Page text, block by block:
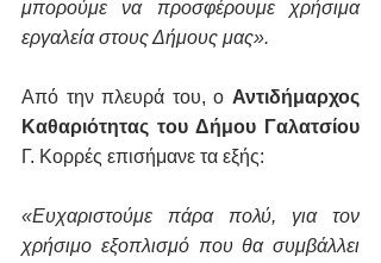
μπορούμε να προσφέρουμε χρήσιμα
εργαλεία στους Δήμους μας».
Από την πλευρά του, ο Αντιδήμαρχος
Καθαριότητας του Δήμου Γαλατσίου
Γ. Κορρές επισήμανε τα εξής:
«Ευχαριστούμε πάρα πολύ, για τον
χρήσιμο εξοπλισμό που θα συμβάλλει